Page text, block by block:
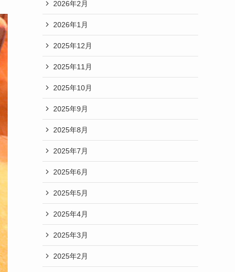
2026年2月
2026年1月
2025年12月
2025年11月
2025年10月
2025年9月
2025年8月
2025年7月
2025年6月
2025年5月
2025年4月
2025年3月
2025年2月